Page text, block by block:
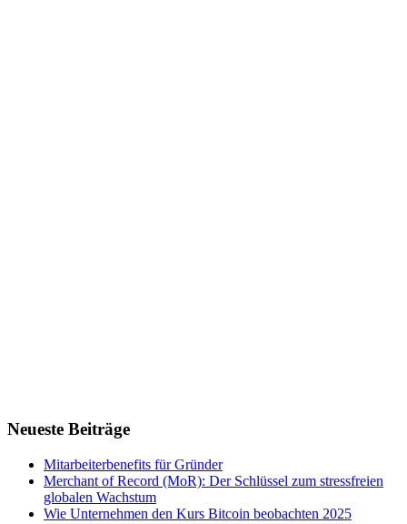
Neueste Beiträge
Mitarbeiterbenefits für Gründer
Merchant of Record (MoR): Der Schlüssel zum stressfreien
globalen Wachstum
Wie Unternehmen den Kurs Bitcoin beobachten 2025